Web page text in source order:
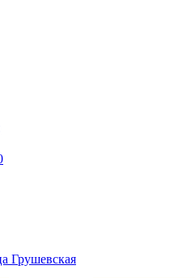
Грушевская